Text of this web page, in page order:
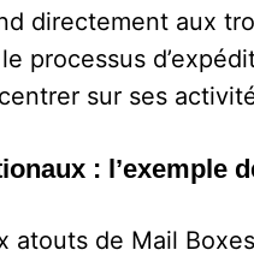
directement aux
processus
sur ses
: l’exemple
atouts de Mail